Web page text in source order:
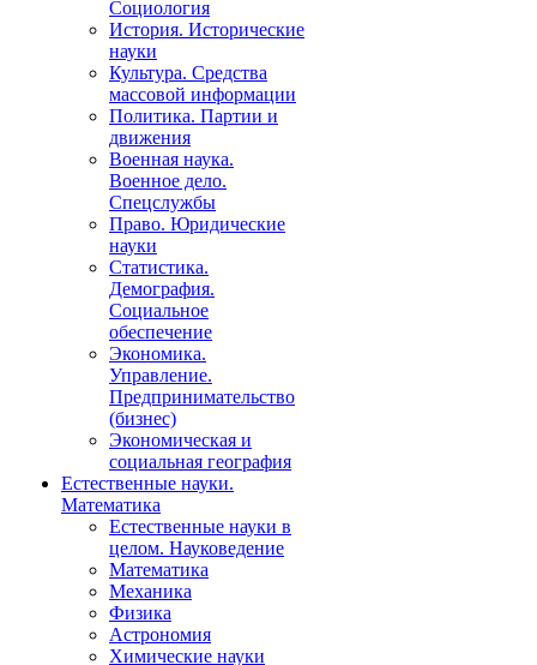
Социология
История. Исторические
науки
Культура. Средства
массовой информации
Политика. Партии и
движения
Военная наука.
Военное дело.
Спецслужбы
Право. Юридические
науки
Статистика.
Демография.
Социальное
обеспечение
Экономика.
Управление.
Предпринимательство
(бизнес)
Экономическая и
социальная география
Естественные науки.
Математика
Естественные науки в
целом. Науковедение
Математика
Механика
Физика
Астрономия
Химические науки